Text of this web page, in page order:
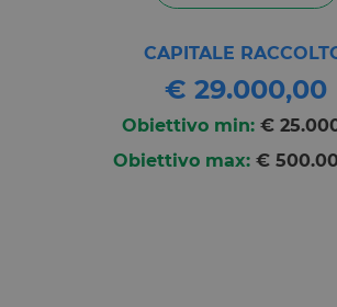
CAPITALE
€ 29.000,00
Obiettivo min: €
Obiettivo max:€